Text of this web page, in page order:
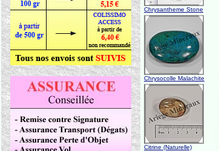
Chrysantheme Stone
Chrysocolle Malachite
Citrine (Naturelle)